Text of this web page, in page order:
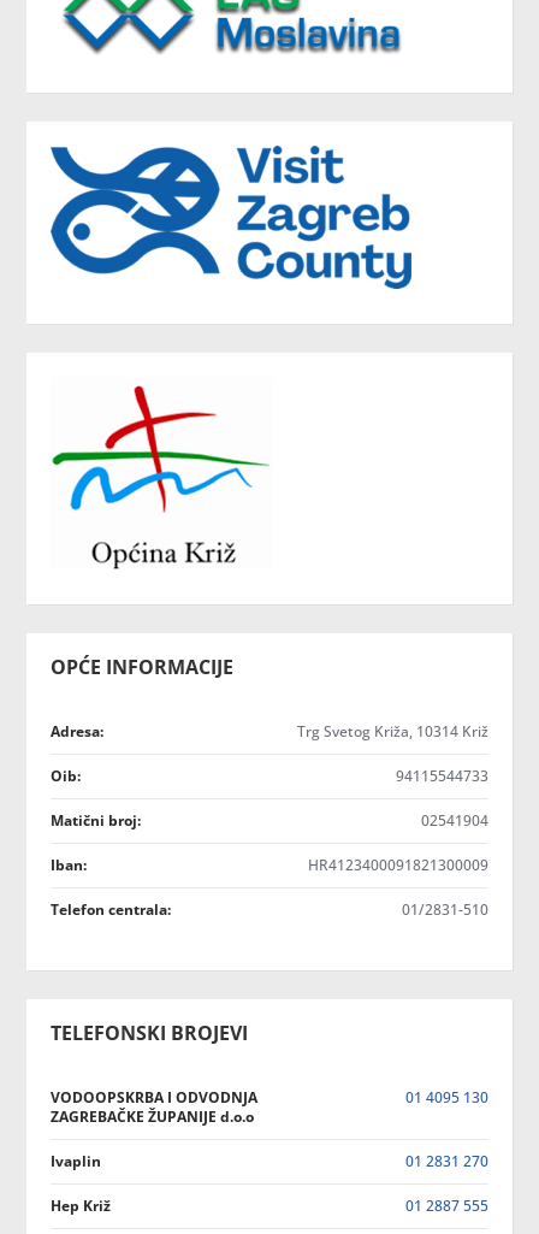
OPĆE INFORMACIJE
Adresa: Trg Svetog Križa, 10314 Križ
Oib: 94115544733
Matični broj: 02541904
Iban: HR4123400091821300009
Telefon centrala: 01/2831-510
TELEFONSKI BROJEVI
VODOOPSKRBA I ODVODNJA
ZAGREBAČKE ŽUPANIJE d.o.o
01 4095 130
Ivaplin 01 2831 270
Hep Križ 01 2887 555